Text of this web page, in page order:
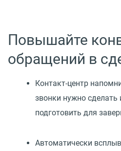
Повышайте
обращений в
Контакт-центр
звонки нужно
подготовить для
Автоматически